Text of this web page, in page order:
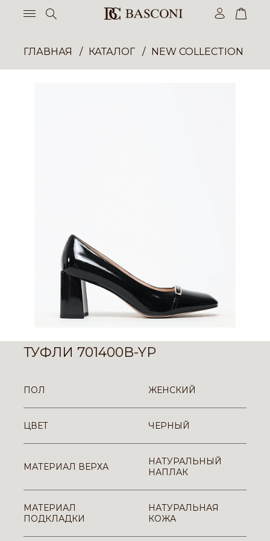
ГЛАВНАЯ КАТАЛОГ NEW COLLECTION
ТУФЛИ 701400B-YP
ПОЛ ЖЕНСКИЙ
ЦВЕТ ЧЕРНЫЙ
МАТЕРИАЛ ВЕРХА
НАТУРАЛЬНЫЙ
НАПЛАК
МАТЕРИАЛ
ПОДКЛАДКИ
НАТУРАЛЬНАЯ
КОЖА